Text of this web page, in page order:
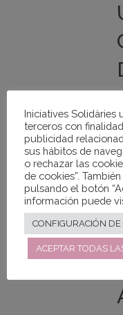
Iniciatives Solidàries
terceros con
publicidad
sus hábitos de
o rechazar las
de cookies”.
pulsando el botón
información puede
CONFIGURACIÓN DE
ACEPTAR TODAS